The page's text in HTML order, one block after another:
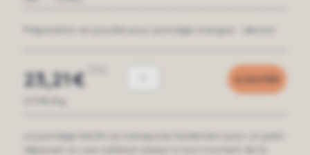
Préparation en poudre pour porridge mangue - abricot
23,21€
AJOUTER
Le porridge NAON se transporte facilement pour un petit-